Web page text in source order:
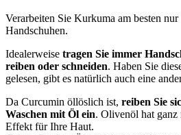
Verarbeiten Sie Kurkuma am besten
Handschuhen.
Idealerweise tragen Sie immer
reiben oder schneiden. Haben Sie
gelesen, gibt es natürlich auch eine
Da Curcumin öllöslich ist, reiben Sie
Waschen mit Öl ein. Olivenöl hat ganz
Effekt für Ihre Haut.